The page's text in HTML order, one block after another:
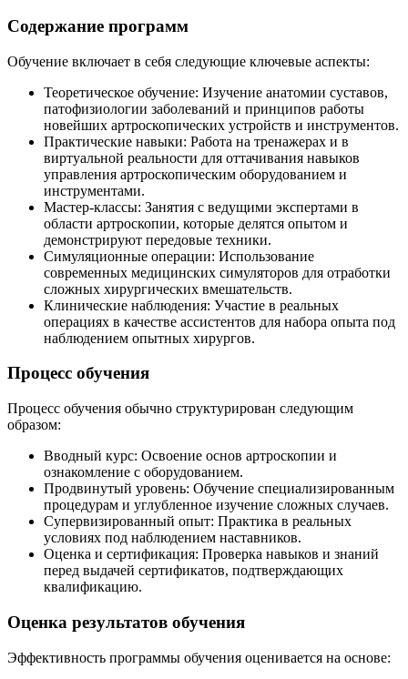
Содержание программ
Обучение включает в себя следующие ключевые аспекты:
Теоретическое обучение: Изучение анатомии суставов,
патофизиологии заболеваний и принципов работы
новейших артроскопических устройств и инструментов.
Практические навыки: Работа на тренажерах и в
виртуальной реальности для оттачивания навыков
управления артроскопическим оборудованием и
инструментами.
Мастер-классы: Занятия с ведущими экспертами в
области артроскопии, которые делятся опытом и
демонстрируют передовые техники.
Симуляционные операции: Использование
современных медицинских симуляторов для отработки
сложных хирургических вмешательств.
Клинические наблюдения: Участие в реальных
операциях в качестве ассистентов для набора опыта под
наблюдением опытных хирургов.
Процесс обучения
Процесс обучения обычно структурирован следующим
образом:
Вводный курс: Освоение основ артроскопии и
ознакомление с оборудованием.
Продвинутый уровень: Обучение специализированным
процедурам и углубленное изучение сложных случаев.
Супервизированный опыт: Практика в реальных
условиях под наблюдением наставников.
Оценка и сертификация: Проверка навыков и знаний
перед выдачей сертификатов, подтверждающих
квалификацию.
Оценка результатов обучения
Эффективность программы обучения оценивается на основе: